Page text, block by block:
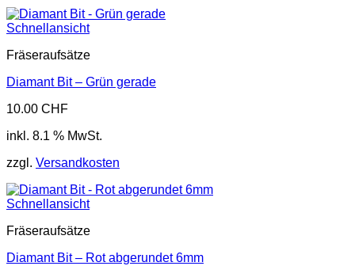
Schnellansicht
Fräseraufsätze
Diamant Bit – Grün gerade
10.00 CHF
inkl. 8.1 % MwSt.
zzgl. Versandkosten
Schnellansicht
Fräseraufsätze
Diamant Bit – Rot abgerundet 6mm